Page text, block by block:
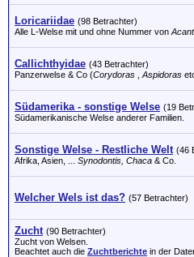
Loricariidae (98 Betrachter)
Alle L-Welse mit und ohne Nummer von
Callichthyidae (43 Betrachter)
Panzerwelse & Co (Corydoras Aspidoras
Südamerika - sonstige Welse (19
Südamerikanische Welse anderer Familien.
Sonstige Welse - Restliche Welt (46
Afrika, Asien, ... Synodontis, Chaca & Co.
Welcher Wels ist das? (57 Betrachter)
Zucht (90 Betrachter)
Zucht von Welsen.
Beachtet auch die Zuchtberichte in der